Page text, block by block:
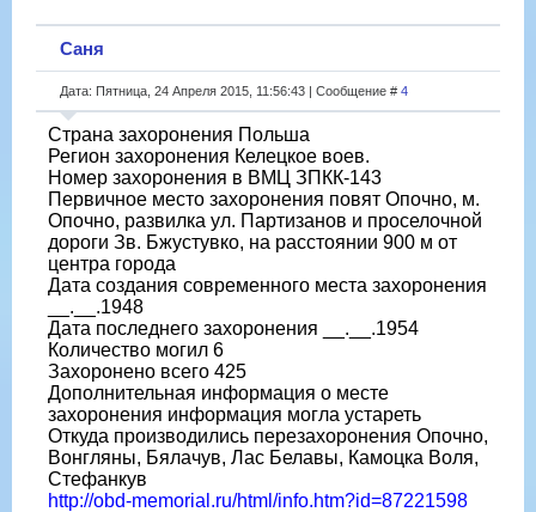
Саня
Дата: Пятница, 24 Апреля 2015, 11:56:43 | Сообщение # 4
Страна захоронения Польша
Регион захоронения Келецкое воев.
Номер захоронения в ВМЦ ЗПКК-143
Первичное место захоронения повят Опочно, м.
Опочно, развилка ул. Партизанов и проселочной
дороги Зв. Бжустувко, на расстоянии 900 м от
центра города
Дата создания современного места захоронения
__.__.1948
Дата последнего захоронения __.__.1954
Количество могил 6
Захоронено всего 425
Дополнительная информация о месте
захоронения информация могла устареть
Откуда производились перезахоронения Опочно,
Вонгляны, Бялачув, Лас Белавы, Камоцка Воля,
Стефанкув
http://obd-memorial.ru/html/info.htm?id=87221598